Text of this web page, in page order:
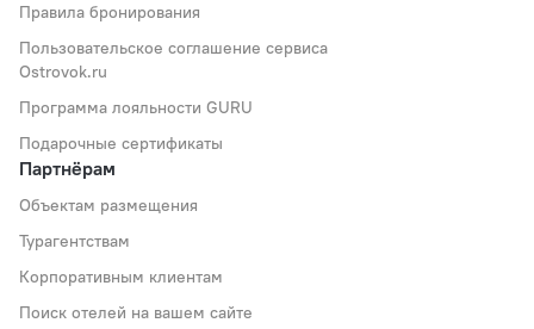
Правила бронирования
Пользовательское соглашение сервиса
Ostrovok.ru
Программа лояльности GURU
Подарочные сертификаты
Партнёрам
Объектам размещения
Турагентствам
Корпоративным клиентам
Поиск отелей на вашем сайте